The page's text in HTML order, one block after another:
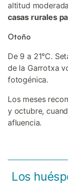
altitud
casas rurales
Otoño
De 9 a 21°C.
de la Garrotxa
fotogénica.
Los meses
y octubre,
afluencia.
Los